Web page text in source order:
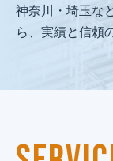
神奈川・埼玉な
ら、実績と信頼